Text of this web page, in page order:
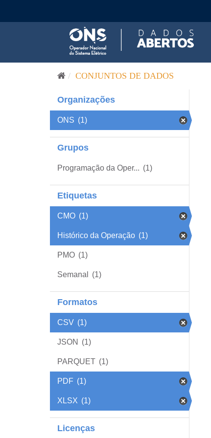
CONJUNTOS DE DADOS
Organizações
ONS (1)
Grupos
Programação da Oper... (1)
Etiquetas
CMO (1)
Histórico da Operação (1)
PMO (1)
Semanal (1)
Formatos
CSV (1)
JSON (1)
PARQUET (1)
PDF (1)
XLSX (1)
Licenças